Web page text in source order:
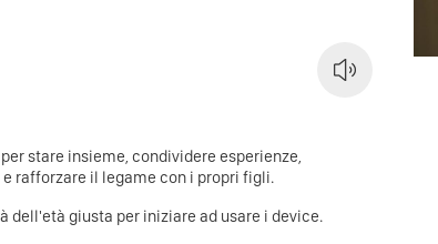
stare insieme, condividere esperienze,
rafforzare il legame con i propri figli.
dell'età giusta per iniziare ad usare i device.